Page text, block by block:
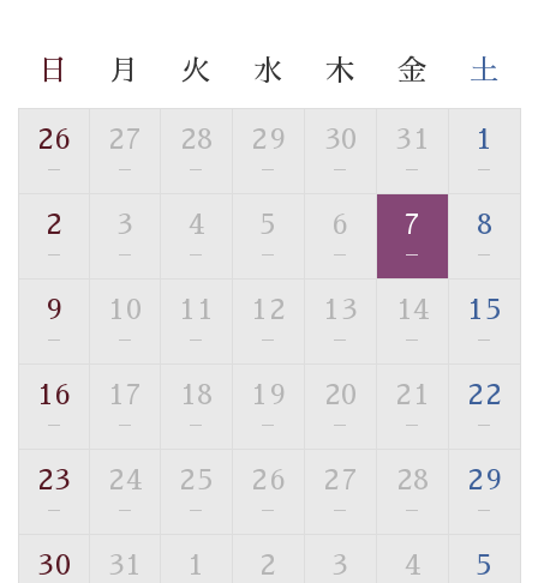
温泉の成分に合わせ、防菌防カビの特殊素材の畳を使
用。 足元が柔らかく、そして滑りにくい畳のお風呂で
す。
※男性大浴場までのご移動には階段がございます。 予め
■貸切温泉風呂 （40分2000円）
む貸切温泉風呂です。ゆったりといやされるプライベー
【旅】
豊富な知識を持ったドライバー兼ガイドが諏訪大社をご
案内します。
事前ご予約制ですので、ご利用ご希望の方
※交通規制などにより運行できない日がございます
日 月 火 水 木 金 土
26
—
27
—
28
—
29
—
30
—
31
—
1
—
2
—
3
—
4
—
5
—
6
—
7
—
8
—
9
—
10
—
11
—
12
—
13
—
14
—
15
—
16
—
17
—
18
—
19
—
20
—
21
—
22
—
23
—
24
—
25
—
26
—
27
—
28
—
29
—
30 31 1 2 3 4 5